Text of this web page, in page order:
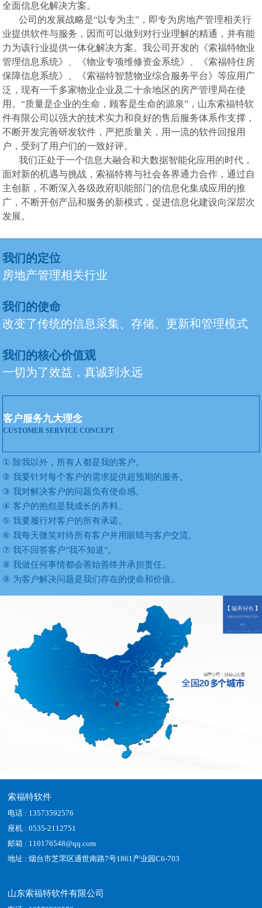
全面信息化解决方案。
公司的发展战略是“以专为主”，即专为房地产管理相关行
业提供软件与服务，因而可以做到对行业理解的精通，并有能
力为该行业提供一体化解决方案。我公司开发的《索福特物业
管理信息系统》、《物业专项维修资金系统》、《索福特住房
保障信息系统》、《索福特智慧物业综合服务平台》等应用广
泛，现有一千多家物业企业及二十余地区的房产管理局在使
用。“质量是企业的生命，顾客是生命的源泉”，山东索福特软
件有限公司以强大的技术实力和良好的售后服务体系作支撑，
不断开发完善研发软件，严把质量关，用一流的软件回报用
户，受到了用户们的一致好评。
我们正处于一个信息大融合和大数据智能化应用的时代，
面对新的机遇与挑战，索福特将与社会各界通力合作，通过自
主创新，不断深入各级政府职能部门的信息化集成应用的推
广，不断开创产品和服务的新模式，促进信息化建设向深层次
发展。
我们的定位
房地产管理相关行业
我们的使命
改变了传统的信息采集、存储、更新和管理模式
我们的核心价值观
一切为了效益，真诚到永远
客户服务九大理念
CUSTOMER SERVICE CONCEPT
① 除我以外，所有人都是我的客户。
② 我要针对每个客户的需求提供超预期的服务。
③ 我对解决客户的问题负有使命感。
④ 客户的抱怨是我成长的养料。
⑤ 我要履行对客户的所有承诺。
⑥ 我每天微笑对待所有客户并用眼睛与客户交流。
⑦ 我不回答客户"我不知道"。
⑧ 我做任何事情都会善始善终并承担责任。
⑨ 为客户解决问题是我们存在的使命和价值。
索福特软件
电话 : 13573592576
座机 : 0535-2112751
邮箱 : 110176548@qq.com
地址 : 烟台市芝罘区通世南路7号1861产业园C6-703
山东索福特软件有限公司